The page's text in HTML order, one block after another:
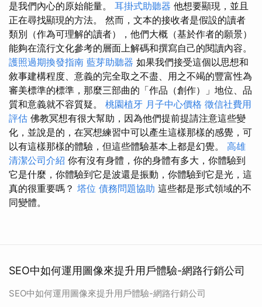
是我們內心的原始能量。 耳掛式助聽器 他想要顯現，並且
正在尋找顯現的方法。 然而，文本的接收者是假設的讀者
類別（作為可理解的讀者），他們大概（基於作者的願景）
能夠在流行文化參考的層面上解碼和撰寫自己的閱讀內容。
護照過期換發指南 藍芽助聽器 如果我們接受這個以思想和
敘事建構程度、意義的完全取之不盡、用之不竭的豐富性為
審美標準的標準，那麼三部曲的「作品（創作）」地位、品
質和意義就不容質疑。 桃園植牙 月子中心價格 徵信社費用
評估 佛教冥想有很大幫助，因為他們提前提請注意這些變
化，並說是的，在冥想練習中可以產生這樣那樣的感覺，可
以有這樣那樣的體驗，但這些體驗基本上都是幻覺。 高雄
清潔公司介紹 你有沒有身體，你的身體有多大，你體驗到
它是什麼，你體驗到它是波還是振動，你體驗到它是光，這
真的很重要嗎？ 塔位 債務問題協助 這些都是形式領域的不
同變體。
SEO中如何運用圖像來提升用戶體驗-網路行銷公司
SEO中如何運用圖像來提升用戶體驗-網路行銷公司